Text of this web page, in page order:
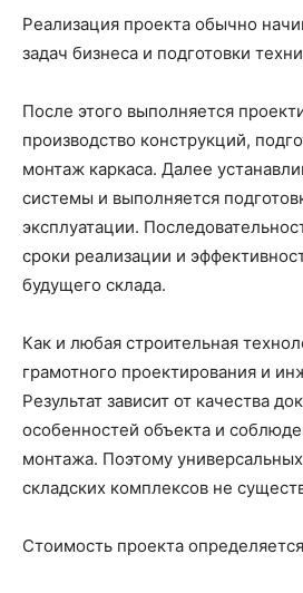
Реализация проекта обычно
задач бизнеса и подготовки
После этого выполняется
производство конструкций,
монтаж каркаса. Далее
системы и выполняется
эксплуатации.
сроки реализации и
будущего склада.
Как и любая строительная
грамотного проектирования и
Результат зависит от качества
особенностей объекта и
монтажа. Поэтому
складских комплексов не
Стоимость проекта